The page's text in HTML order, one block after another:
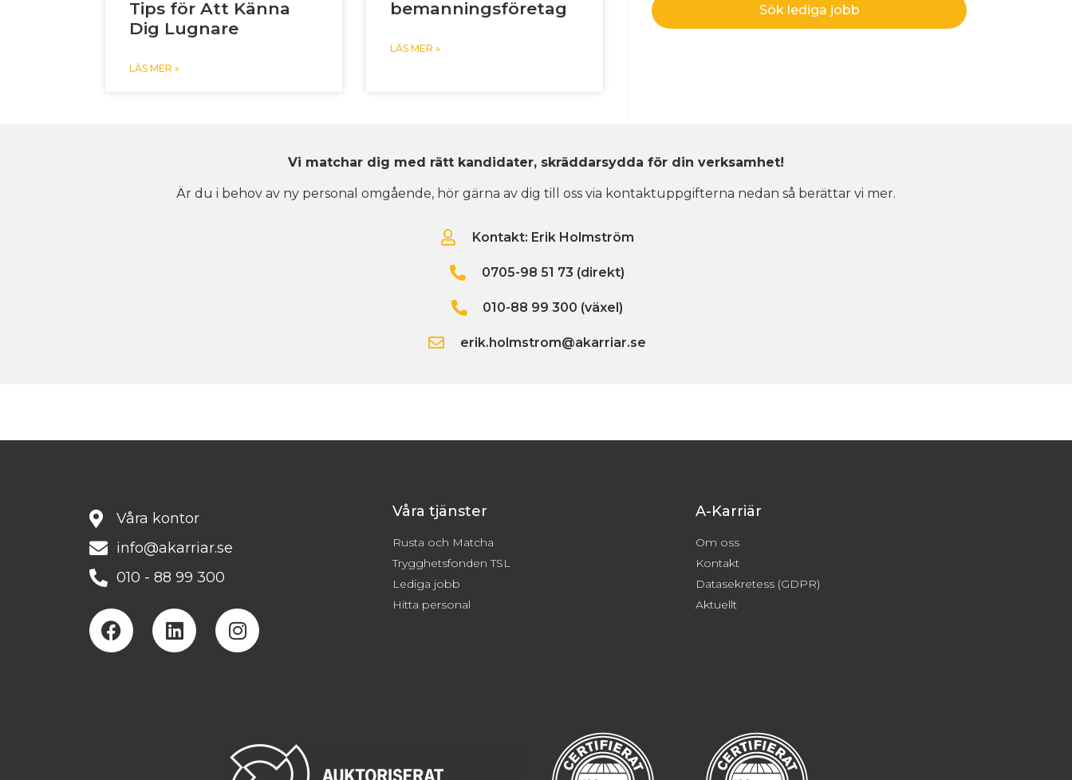
Tips för Att Känna
Dig Lugnare
LÄS MER »
bemanningsföretag
LÄS MER »
Sök lediga jobb
Vi matchar dig med rätt kandidater, skräddarsydda för din verksamhet!
Är du i behov av ny personal omgående, hör gärna av dig till oss via kontaktuppgifterna nedan så berättar vi mer.
Kontakt: Erik Holmström
0705-98 51 73 (direkt)
010-88 99 300 (växel)
erik.holmstrom@akarriar.se
Våra kontor
info@akarriar.se
010 - 88 99 300
Våra tjänster
Rusta och Matcha
Trygghetsfonden TSL
Lediga jobb
Hitta personal
A-Karriär
Om oss
Kontakt
Datasekretess (GDPR)
Aktuellt